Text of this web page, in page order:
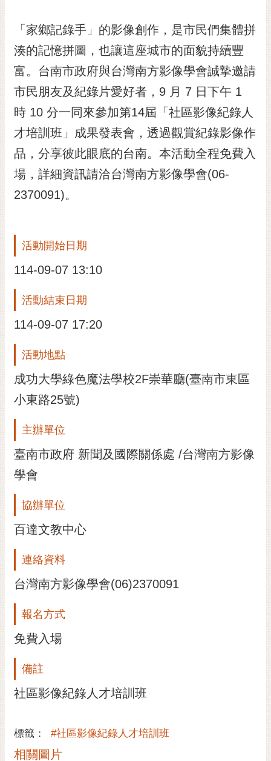
置
「家鄉記錄手」的影像創作，是市民們集體拼
湊的記憶拼圖，也讓這座城市的面貌持續豐
富。台南市政府與台灣南方影像學會誠摯邀請
市民朋友及紀錄片愛好者，9 月 7 日下午 1
時 10 分一同來參加第14屆「社區影像紀錄人
才培訓班」成果發表會，透過觀賞紀錄影像作
品，分享彼此眼底的台南。本活動全程免費入
場，詳細資訊請洽台灣南方影像學會(06-
2370091)。
活動開始日期
114-09-07 13:10
活動結束日期
114-09-07 17:20
活動地點
成功大學綠色魔法學校2F崇華廳(臺南市東區
小東路25號)
主辦單位
臺南市政府 新聞及國際關係處 /台灣南方影像
學會
協辦單位
百達文教中心
連絡資料
台灣南方影像學會(06)2370091
報名方式
免費入場
備註
社區影像紀錄人才培訓班
標籤： #社區影像紀錄人才培訓班
相關圖片